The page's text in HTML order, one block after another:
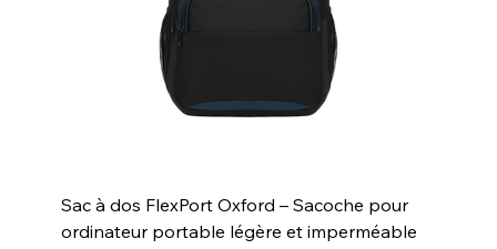
Sac à dos FlexPort Oxford – Sacoche pour
ordinateur portable légère et imperméable